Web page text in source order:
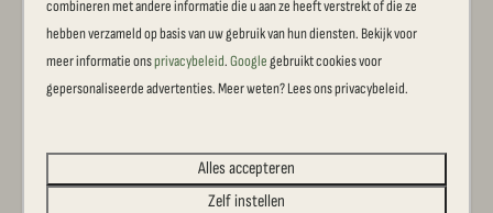
quality time samen. Trek eropuit naar sfeervolle dorpjes,
bijzondere bezienswaardigheden of ontdek één van de vele
wandel- en fietsroutes van Landschap Overijssel. Op het
autovrije kampeerveld staat de auto niet bij het
gezinnen met kinderen.
combineren met andere informatie die u aan ze heeft verstrekt of die ze
hebben verzameld op basis van uw gebruik van hun diensten. Bekijk voor
meer informatie onsprivacybeleid.Googlegebruikt cookies voor
gepersonaliseerde advertenties. Meer weten? Lees ons privacybeleid.
Alles accepteren
Zelf instellen